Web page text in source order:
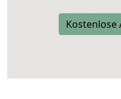
Kostenlose